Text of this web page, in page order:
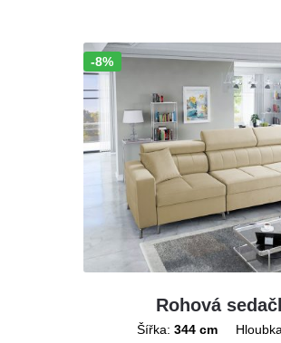
Sleva!
-8%
Rohová
Šířka: 344 cm